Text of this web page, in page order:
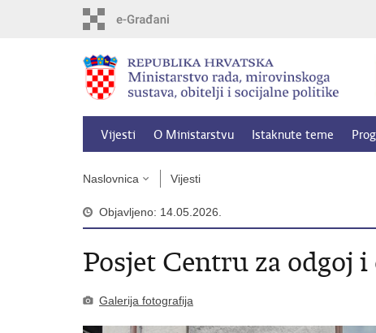
Vijesti O Ministarstvu Istaknute teme
Naslovnica Vijesti
Objavljeno: 14.05.2026.
Posjet Centru za odgoj
Galerija fotografija